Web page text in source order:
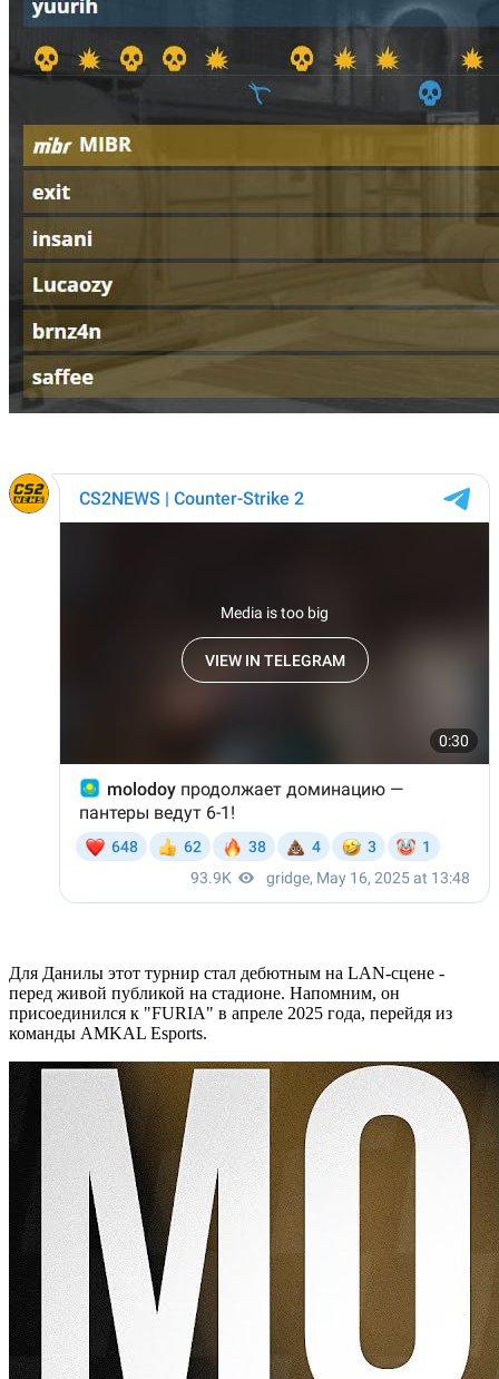
Для Данилы этот турнир стал дебютным на LAN-сцене -
перед живой публикой на стадионе. Напомним, он
присоединился к "FURIA" в апреле 2025 года, перейдя из
команды AMKAL Esports.